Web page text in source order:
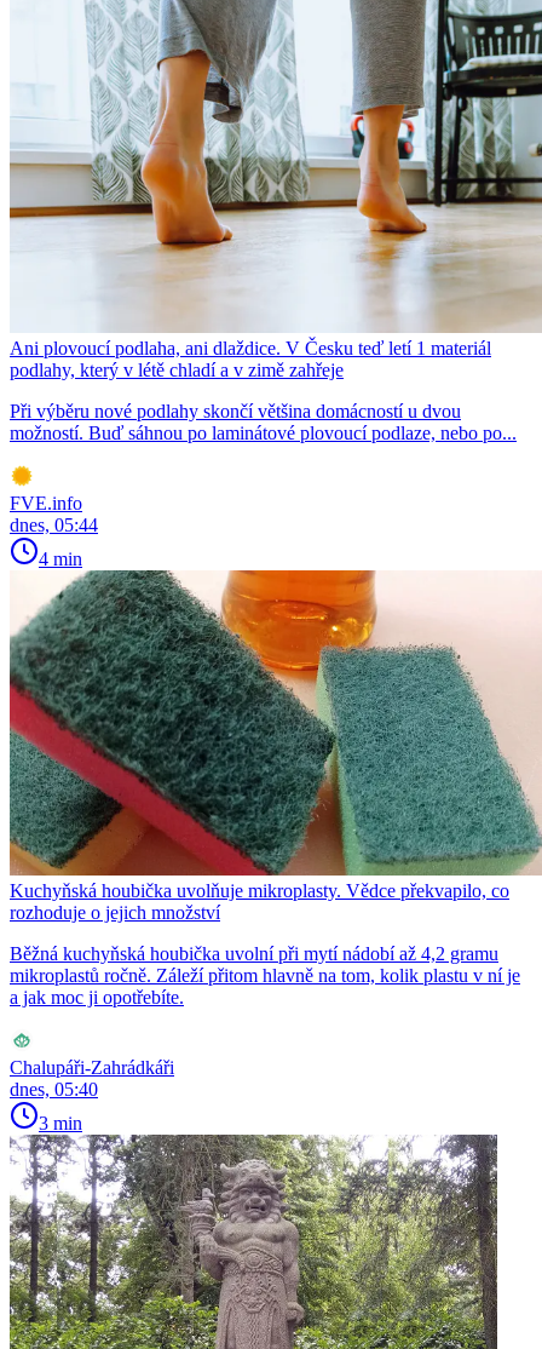
Ani plovoucí podlaha, ani dlaždice. V Česku teď letí 1 materiál
podlahy, který v létě chladí a v zimě zahřeje
Při výběru nové podlahy skončí většina domácností u dvou
možností. Buď sáhnou po laminátové plovoucí podlaze, nebo po...
FVE.info
dnes, 05:44
4 min
Kuchyňská houbička uvolňuje mikroplasty. Vědce překvapilo, co
rozhoduje o jejich množství
Běžná kuchyňská houbička uvolní při mytí nádobí až 4,2 gramu
mikroplastů ročně. Záleží přitom hlavně na tom, kolik plastu v ní je
a jak moc ji opotřebíte.
Chalupáři-Zahrádkáři
dnes, 05:40
3 min